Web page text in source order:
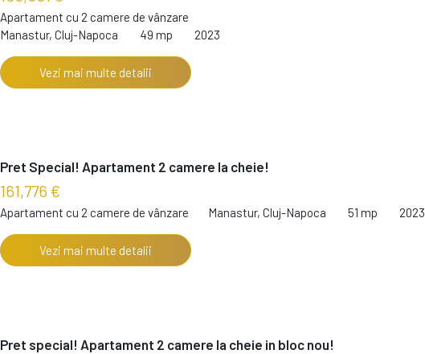
Apartament cu 2 camere de vânzare
Manastur, Cluj-Napoca
49 mp 2023
Vezi mai multe detalii
Pret Special! Apartament 2 camere la cheie!
161,776 €
Apartament cu 2 camere de vânzare Manastur, Cluj-Napoca 51 mp 2023
Vezi mai multe detalii
Pret special! Apartament 2 camere la cheie in bloc nou!